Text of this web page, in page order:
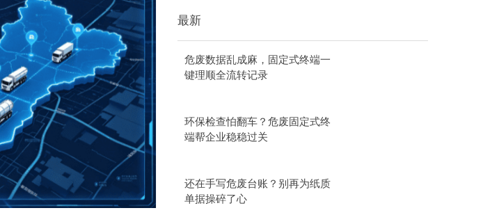
最新
危废数据乱成麻，固定式终端一
键理顺全流转记录
环保检查怕翻车？危废固定式终
端帮企业稳稳过关
还在手写危废台账？别再为纸质
单据操碎了心